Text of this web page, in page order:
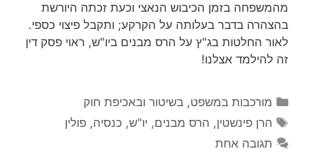
מהמשפחה בזמן הכיבוש הנאצי וכעת זכתה היורשת
בהצהרה בדבר בעלותה על הקרקע; ותקבל פיצוי כספי.
לאור החלטות בג"ץ על הרס מבנים ביו"ש, ראוי פסק דין
זה להילמד אצלנו!
קטגוריות
מורכבות במשפט, בשיטור ובאכיפת חוק
תגיות
הרן פינשטין, הרס מבנים, יו"ש, כנסיה,פולין
תגובה אחת